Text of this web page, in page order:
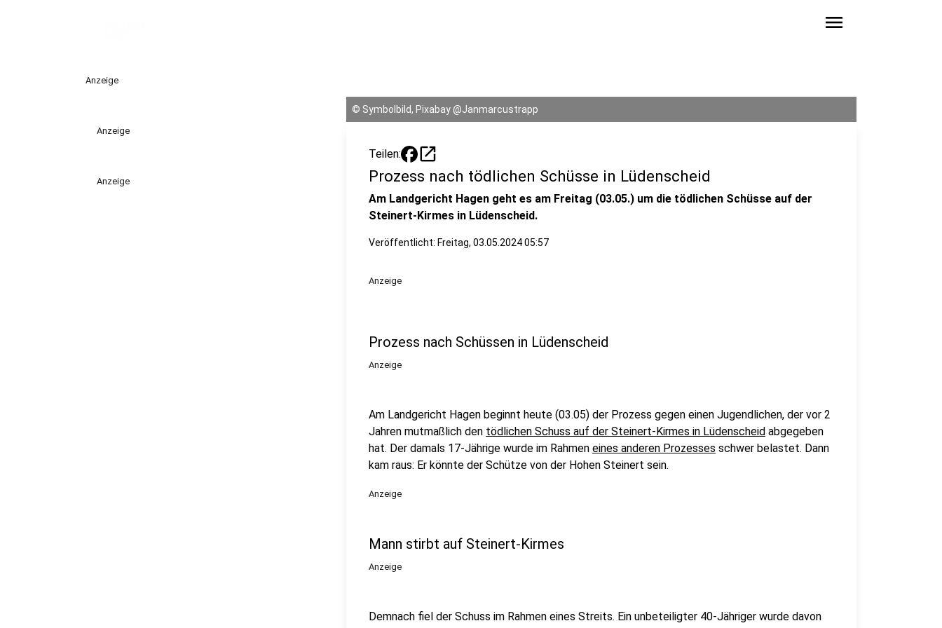
menu
Anzeige
Anzeige
Anzeige
© Symbolbild, Pixabay @Janmarcustrapp
Teilen: open_in_new
Prozess nach tödlichen Schüsse in Lüdenscheid
Am Landgericht Hagen geht es am Freitag (03.05.) um die tödlichen Schüsse auf der
Steinert-Kirmes in Lüdenscheid.
Veröffentlicht: Freitag, 03.05.2024 05:57
Anzeige
Prozess nach Schüssen in Lüdenscheid
Anzeige
Am Landgericht Hagen beginnt heute (03.05) der Prozess gegen einen Jugendlichen, der vor 2
Jahren mutmaßlich den tödlichen Schuss auf der Steinert-Kirmes in Lüdenscheid abgegeben
hat. Der damals 17-Jährige wurde im Rahmen eines anderen Prozesses schwer belastet. Dann
kam raus: Er könnte der Schütze von der Hohen Steinert sein.
Anzeige
Mann stirbt auf Steinert-Kirmes
Anzeige
Demnach fiel der Schuss im Rahmen eines Streits. Ein unbeteiligter 40-Jähriger wurde davon